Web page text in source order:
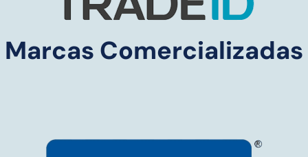
Marcas Comercializadas